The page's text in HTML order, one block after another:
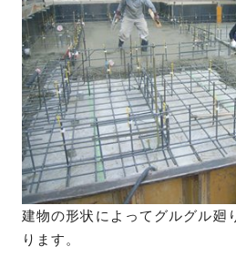
建物の形状によってグルグル廻
ります。